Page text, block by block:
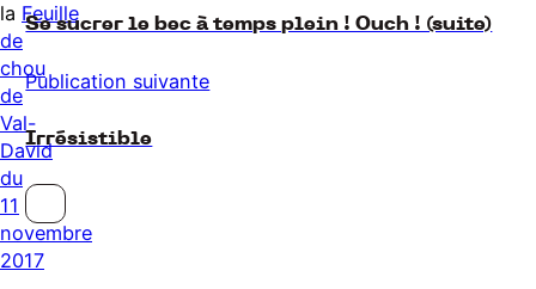
la Feuille
de
chou
de
Val-
David
du
11
novembre
2017
Se sucrer le bec à temps plein ! Ouch ! (suite)
Publication suivante
Irrésistible